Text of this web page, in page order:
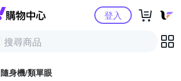
Yahoo購物中心登入
隨身機/類單眼